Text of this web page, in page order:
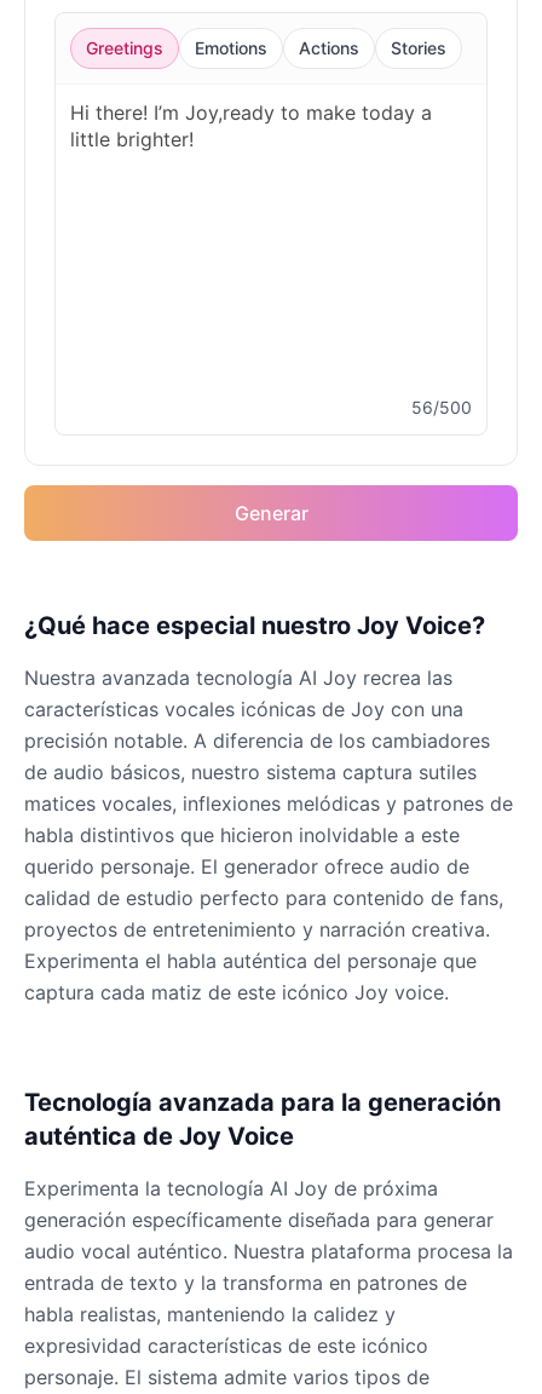
Male @NovaSky
Male @BytePhantom
Male @Holiday
Rocket(Guardians of the
Galaxy)
Spiderman
Venom
Male @NYCgirl2009
WuKong(Black Myth)
Male @OmegaWolf
Yzma(Eartha Kitt)
Greetings Emotions Actions Stories
56/500
Generar
¿Qué hace especial nuestro Joy Voice?
Nuestra avanzada tecnología AI Joy recrea las
características vocales icónicas de Joy con una
precisión notable. A diferencia de los cambiadores
de audio básicos, nuestro sistema captura sutiles
matices vocales, inflexiones melódicas y patrones de
habla distintivos que hicieron inolvidable a este
querido personaje. El generador ofrece audio de
calidad de estudio perfecto para contenido de fans,
proyectos de entretenimiento y narración creativa.
Experimenta el habla auténtica del personaje que
captura cada matiz de este icónico Joy voice.
Tecnología avanzada para la generación
auténtica de Joy Voice
Experimenta la tecnología AI Joy de próxima
generación específicamente diseñada para generar
audio vocal auténtico. Nuestra plataforma procesa la
entrada de texto y la transforma en patrones de
habla realistas, manteniendo la calidez y
expresividad características de este icónico
personaje. El sistema admite varios tipos de